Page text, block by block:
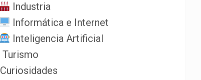
Industria
Informática e Internet
Inteligencia Artificial
Turismo
Curiosidades